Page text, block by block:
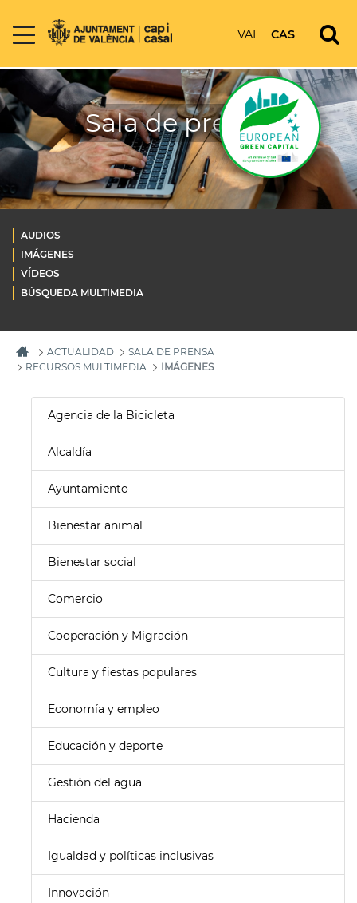
VAL CAS
Sala de prensa
AUDIOS
IMÁGENES
VÍDEOS
BÚSQUEDA MULTIMEDIA
ACTUALIDAD
SALA DE PRENSA
RECURSOS MULTIMEDIA
IMÁGENES
Agencia de la Bicicleta
Alcaldía
Ayuntamiento
Bienestar animal
Bienestar social
Comercio
Cooperación y Migración
Cultura y fiestas populares
Economía y empleo
Educación y deporte
Gestión del agua
Hacienda
Igualdad y políticas inclusivas
Innovación